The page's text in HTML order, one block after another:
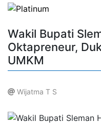
Wakil Bupati
Oktapreneur,
UMKM
Wijatma T S